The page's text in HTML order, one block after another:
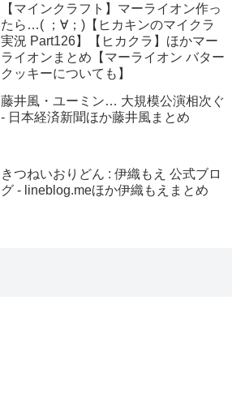
【マインクラフト】マーライオン作っ
たら…( ；∀；)【ヒカキンのマイクラ
実況 Part126】【ヒカクラ】ほかマー
ライオンまとめ【マーライオン バター
クッキーについても】
藤井風・ユーミン… 大規模公演相次ぐ
- 日本経済新聞ほか藤井風まとめ
きつねいおりどん : 伊織もえ 公式ブロ
グ - lineblog.meほか伊織もえまとめ